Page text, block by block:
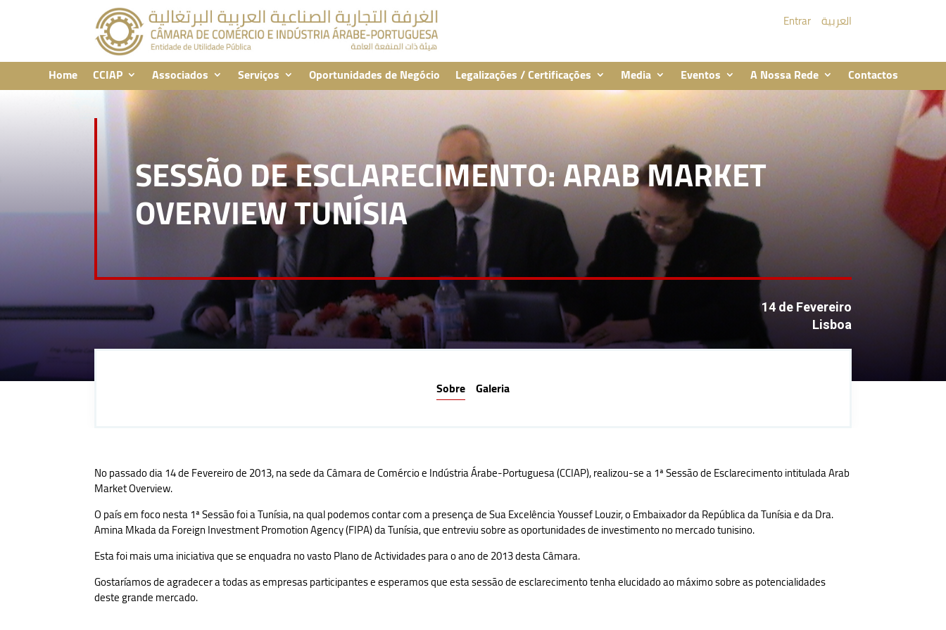
Entrar العربية
Home CCIAP Associados Serviços Oportunidades de Negócio Legalizações / Certificações Media Eventos A Nossa Rede Contactos
SESSÃO DE ESCLARECIMENTO: ARAB MARKET
OVERVIEW TUNÍSIA
14 de Fevereiro
Lisboa
Sobre Galeria
No passado dia 14 de Fevereiro de 2013, na sede da Câmara de Comércio e Indústria Árabe-Portuguesa (CCIAP), realizou-se a 1ª Sessão de Esclarecimento intitulada Arab
Market Overview.
O país em foco nesta 1ª Sessão foi a Tunísia, na qual podemos contar com a presença de Sua Excelência Youssef Louzir, o Embaixador da República da Tunísia e da Dra.
Amina Mkada da Foreign Investment Promotion Agency (FIPA) da Tunísia, que entreviu sobre as oportunidades de investimento no mercado tunisino.
Esta foi mais uma iniciativa que se enquadra no vasto Plano de Actividades para o ano de 2013 desta Câmara.
Gostaríamos de agradecer a todas as empresas participantes e esperamos que esta sessão de esclarecimento tenha elucidado ao máximo sobre as potencialidades
deste grande mercado.